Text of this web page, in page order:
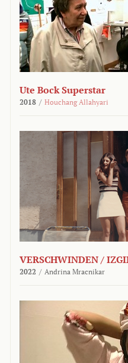
Ute Bock Superstar
2018 / Houchang Allahyari
VERSCHWINDEN /
2022 / Andrina Mracnikar